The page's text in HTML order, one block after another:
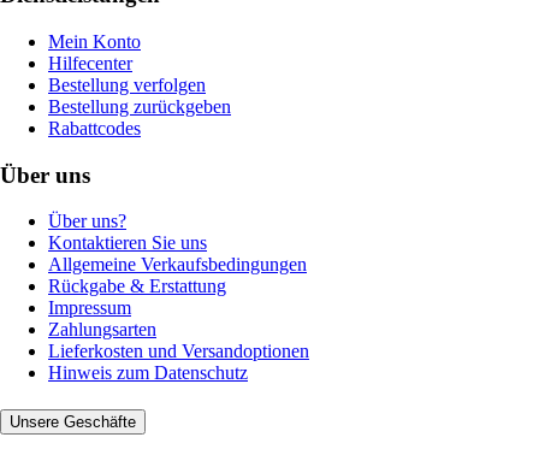
Mein Konto
Hilfecenter
Bestellung verfolgen
Bestellung zurückgeben
Rabattcodes
Über uns
Über uns?
Kontaktieren Sie uns
Allgemeine Verkaufsbedingungen
Rückgabe & Erstattung
Impressum
Zahlungsarten
Lieferkosten und Versandoptionen
Hinweis zum Datenschutz
Unsere Geschäfte